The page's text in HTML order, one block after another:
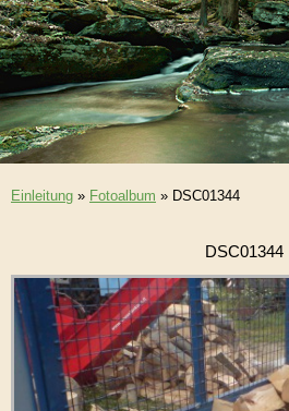
Einleitung » Fotoalbum » DSC01344
DSC01344